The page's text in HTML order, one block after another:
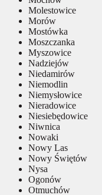
Molestowice
Morów
Mostówka
Moszczanka
Myszowice
Nadziejów
Niedamirów
Niemodlin
Niemysłowice
Nieradowice
Niesiebędowice
Niwnica
Nowaki
Nowy Las
Nowy Świętów
Nysa
Ogonów
Otmuchów